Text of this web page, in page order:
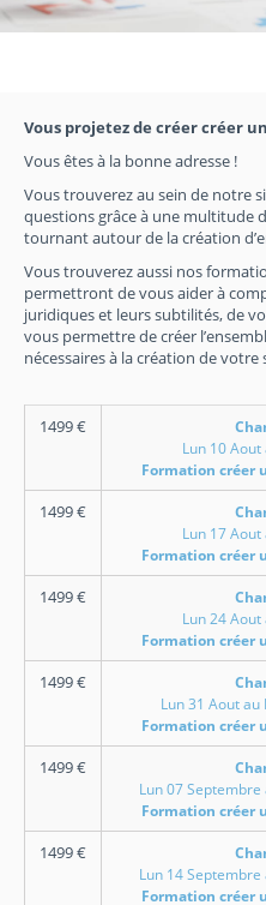
Vous projetez de créer créer
Vous êtes à la bonne adresse !
Vous trouverez au sein de notre
questions grâce à une multitude
tournant autour de la création
Vous trouverez aussi nos
permettront de vous aider à
juridiques et leurs subtilités, de
vous permettre de créer
nécessaires à la création de
1499€
Lun 10
Formation créer
1499€
Lun 17
Formation créer
1499€
Lun 24
Formation créer
1499€
Lun 31 Aout
Formation créer
1499€
Lun 07
Formation créer
1499€
Lun 14
Formation créer